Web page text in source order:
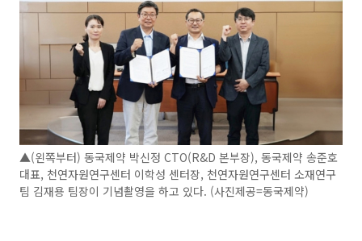
▲(왼쪽부터) 동국제약 박신정 CTO(R&D 본부장), 동국제약 송준호
대표, 천연자원연구센터 이학성 센터장, 천연자원연구센터 소재연구
팀 김재용 팀장이 기념촬영을 하고 있다. (사진제공=동국제약)